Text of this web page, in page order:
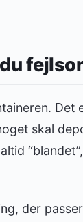
Det
skal
der